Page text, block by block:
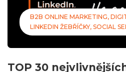
B2B ONLINE MARKETING
LINKEDIN ŽEBŘÍČKY SOCIAL
TOP 30